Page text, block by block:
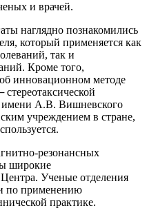
и врачей.
наглядно познакомились
который применяется как
так и
Кроме того,
инновационном методе
А.В. Вишневского
учреждением в стране,
резонансных
широкие
Ученые отделения
по применению
практике.